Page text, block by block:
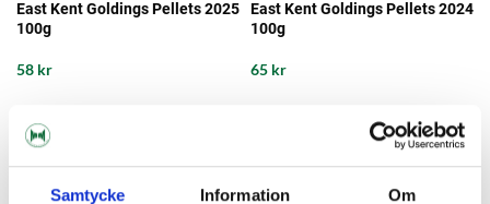
Samtycke Information Om
East Kent Goldings Pellets 2025
100g
58 kr
East Kent Goldings Pellets 2024
100g
65 kr
SAVE